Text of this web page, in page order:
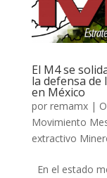
El M4 se
la defensa
en México
por remamx|
Movimiento
extractivo
En el estado